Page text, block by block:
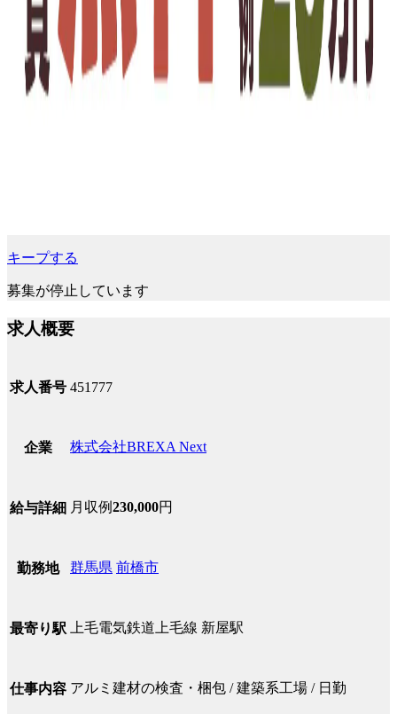
キープする
募集が停止しています
求人概要
求人番号 451777
企業 株式会社BREXA Next
給与詳細 月収例230,000円
勤務地 群馬県 前橋市
最寄り駅 上毛電気鉄道上毛線 新屋駅
仕事内容 アルミ建材の検査・梱包 / 建築系工場 / 日勤